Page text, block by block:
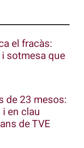
el fracàs:
sotmesa que
de 23 mesos:
en clau
de TVE